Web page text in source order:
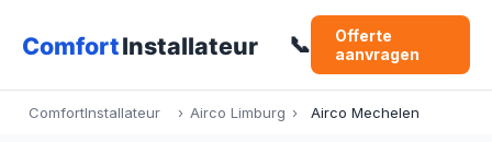
📞
Offerte
aanvragen
ComfortInstallateur › Airco Limburg › Airco Mechelen